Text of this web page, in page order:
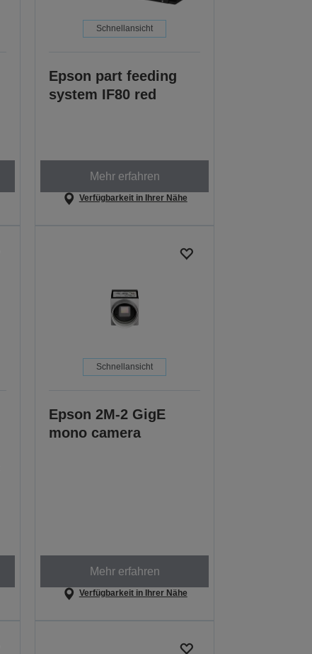
Schnellansicht
Epson part feeding
system IF80 red
Mehr erfahren
Verfügbarkeit in Ihrer Nähe
Schnellansicht
Epson 2M-2 GigE
mono camera
Mehr erfahren
Verfügbarkeit in Ihrer Nähe